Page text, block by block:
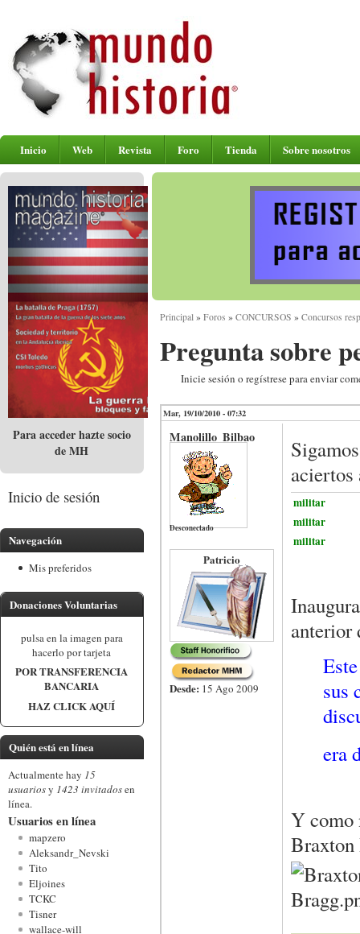
Inicio Web Revista Foro Tienda Sobre nosotros
Para acceder hazte socio
de MH
Inicio de sesión
Navegación
Mis preferidos
Donaciones Voluntarias
pulsa en la imagen para
hacerlo por tarjeta
POR TRANSFERENCIA
BANCARIA
HAZ CLICK AQUÍ
Quién está en línea
Actualmente hay 15
usuariosy 1423 invitadosen
línea.
Usuarios en línea
mapzero
Aleksandr_Nevski
Tito
Eljoines
TCKC
Tisner
wallace-will
Principal» Foros » CONCURSOS » Concursos
Pregunta sobre
Inicie sesión o regístrese para enviar
Mar, 19/10/2010 - 07:32
Manolillo_Bilbao
Desconectado
Patricio
Desde: 15 Ago 2009
aciertos
militar
militar
militar
anterior
sus
era
Y como
Braxton